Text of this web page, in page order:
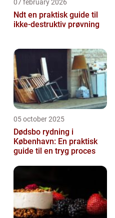
07 february 2026
Ndt en praktisk guide til
ikke-destruktiv prøvning
05 october 2025
Dødsbo rydning i
København: En praktisk
guide til en tryg proces